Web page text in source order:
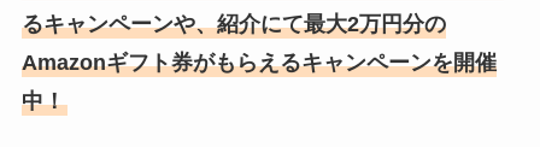
るキャンペーンや、紹介にて最大2万円分の
Amazonギフト券がもらえるキャンペーンを開催
中！